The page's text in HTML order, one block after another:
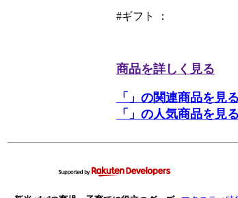
#ギフト ：
商品を詳しく見る
「」の関連商品を見る
「」の人気商品を見る